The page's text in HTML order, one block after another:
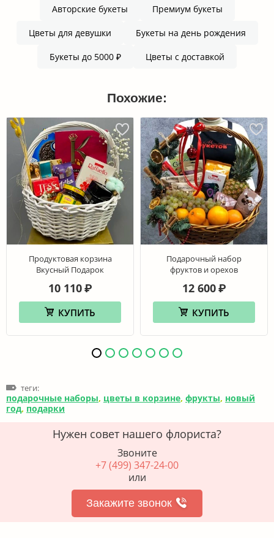
Авторские букеты Премиум букеты
Цветы для девушки Букеты на день рождения
Букеты до 5000 ₽ Цветы с доставкой
Похожие:
Продуктовая корзина
Вкусный Подарок
10 110 ₽
КУПИТЬ
Подарочный набор
фруктов и орехов
12 600 ₽
КУПИТЬ
теги:
подарочные наборы, цветы в корзине, фрукты, новый
год, подарки
Нужен совет нашего флориста?
Звоните
+7 (499) 347-24-00
или
Закажите звонок